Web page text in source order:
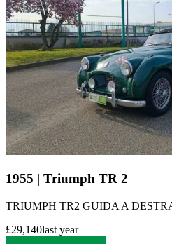
1955 | Triumph TR 2
TRIUMPH TR2 GUIDA A
£29,140last year